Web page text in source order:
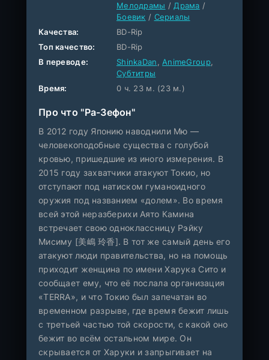
Мелодрамы / Драма /
Боевик / Сериалы
Качества:
BD-Rip
Топ качество:
BD-Rip
В переводе:
ShinkaDan , AnimeGroup,
Субтитры
Время:
0 ч. 23 м. (23 м.)
Про что "Ра-Зефон"
В 2012 году Японию наводнили Мю —
человекоподобные существа с голубой
кровью, пришедшие из иного измерения. В
2015 году захватчики атакуют Токио, но
отступают под натиском гуманоидного
оружия под названием «долем». Во время
всей этой неразберихи Аято Камина
встречает свою одноклассницу Рэйку
Мисиму [美嶋 玲香]. В тот же самый день его
атакуют люди правительства, но на помощь
приходит женщина по имени Харука Сито и
сообщает ему, что её послала организация
«TERRA», и что Токио был запечатан во
временном разрыве, где время бежит лишь
с третьей частью той скорости, с какой оно
бежит во всём остальном мире. Он
скрывается от Харуки и запрыгивает на